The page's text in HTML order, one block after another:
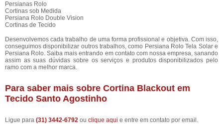
Persianas Rolo
Cortinas sob Medida
Persiana Rolo Double Vision
Cortinas de Tecido
Desenvolvemos cada trabalho de uma forma profissional e objetiva. Com isso,
conseguimos disponibilizar outros trabalhos, como Persiana Rolo Tela Solar e
Persiana Rolo. Saiba mais entrando em contato com nossa empresa, sanando
assim as suas dúvidas sobre os serviços e produtos disponibilizados pelo
ramo com a melhor marca.
Para saber mais sobre Cortina Blackout em
Tecido Santo Agostinho
Ligue para (31) 3442-6792 ou clique aqui e entre em contato por email.